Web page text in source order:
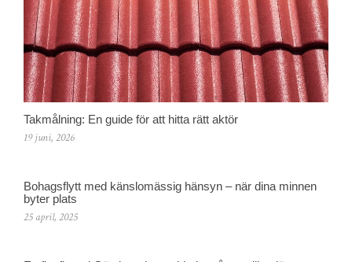
Takmålning: En guide för att hitta rätt aktör
19 juni, 2026
Bohagsflytt med känslomässig hänsyn – när dina minnen
byter plats
25 april, 2025